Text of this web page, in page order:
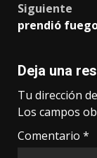
Siguiente
prendió
Deja una
Tu dirección
Los campos
Comentario *